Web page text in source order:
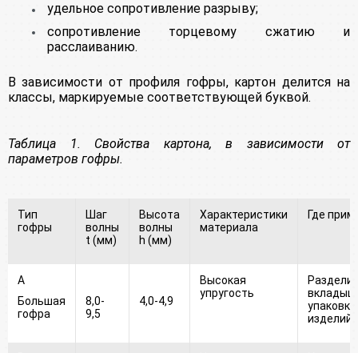
удельное сопротивление разрыву;
сопротивление торцевому сжатию и
расслаиванию.
В зависимости от профиля гофры, картон делится на
классы, маркируемые соответствующей буквой.
Таблица 1. Свойства картона, в зависимости от
параметров гофры.
Тип
гофры
Шаг
волны
t (мм)
Высота
волны
h (мм)
Характеристики
материала
Где
A
Большая
гофра
8,0-
9,5
4,0-4,9
Высокая
упругость
изделий